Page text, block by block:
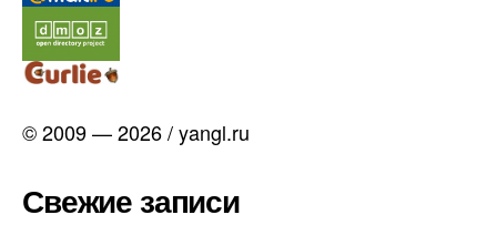
© 2009 — 2026 / yangl.ru
Свежие записи